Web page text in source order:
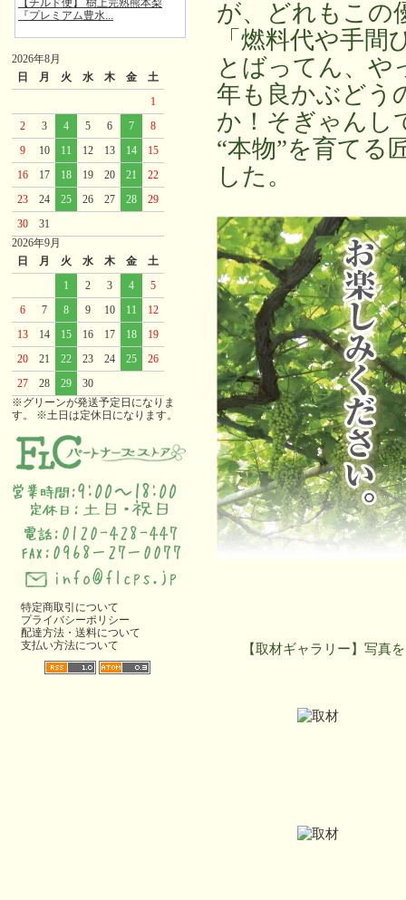
2026年8月
日
月 火 水 木 金
土
1
2
3 4 5 6 7
8
9
10 11 12 13 14
15
16
17 18 19 20 21
22
23
24 25 26 27 28
29
30
31
2026年9月
日
月 火 水 木 金
土
1
2 3 4
5
6
7 8 9 10 11
12
13
14 15 16 17 18
19
20
21 22 23 24 25
26
27
28 29
30
※グリーンが発送予定日になりま
す。 ※土日は定休日になります。
特定商取引について
プライバシーポリシー
配達方法・送料について
支払い方法について
が、どれもこの
「燃料代や手
とばってん、や
年も良かぶどう
か！そぎゃんし
“本物”を育てる
した。
【取材ギャラリー】写真